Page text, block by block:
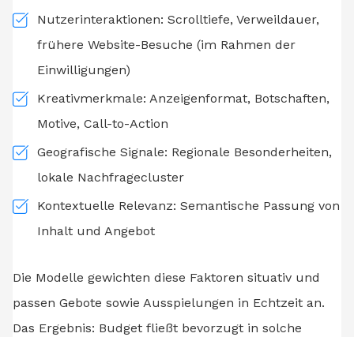
Nutzerinteraktionen: Scrolltiefe, Verweildauer,
frühere Website-Besuche (im Rahmen der
Einwilligungen)
Kreativmerkmale: Anzeigenformat, Botschaften,
Motive, Call-to-Action
Geografische Signale: Regionale Besonderheiten,
lokale Nachfragecluster
Kontextuelle Relevanz: Semantische Passung von
Inhalt und Angebot
Die Modelle gewichten diese Faktoren situativ und
passen Gebote sowie Ausspielungen in Echtzeit an.
Das Ergebnis: Budget fließt bevorzugt in solche